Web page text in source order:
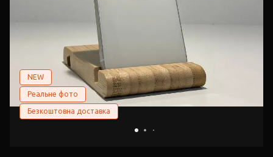
NEW
Реальне фото
Безкоштовна доставка